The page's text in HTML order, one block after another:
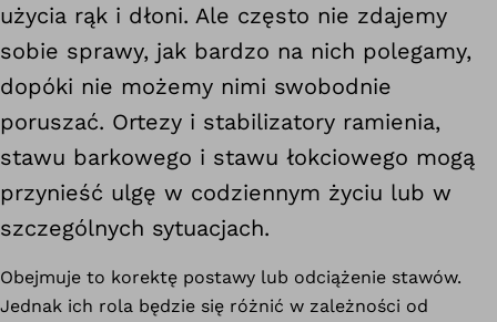
użycia rąk i dłoni. Ale często nie zdajemy
sobie sprawy, jak bardzo na nich polegamy,
dopóki nie możemy nimi swobodnie
poruszać. Ortezy i stabilizatory ramienia,
stawu barkowego i stawu łokciowego mogą
przynieść ulgę w codziennym życiu lub w
szczególnych sytuacjach.
Obejmuje to korektę postawy lub odciążenie stawów.
Jednak ich rola będzie się różnić w zależności od